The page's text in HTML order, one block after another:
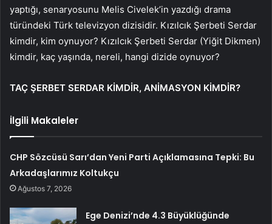
yaptığı, senaryosunu Melis Civelek’in yazdığı drama
türündeki Türk televizyon dizisidir. Kızılcık Şerbeti Serdar
kimdir, kim oynuyor? Kızılcık Şerbeti Serdar (Yiğit Dikmen)
kimdir, kaç yaşında, nereli, hangi dizide oynuyor?
TAÇ ŞERBET SERDAR KİMDİR, ANİMASYON KİMDİR?
İlgili Makaleler
CHP Sözcüsü Sarı’dan Yeni Parti Açıklamasına Tepki: Bu
Arkadaşlarımız Koltukçu
Ağustos 7, 2026
Ege Denizi’nde 4.3 Büyüklüğünde